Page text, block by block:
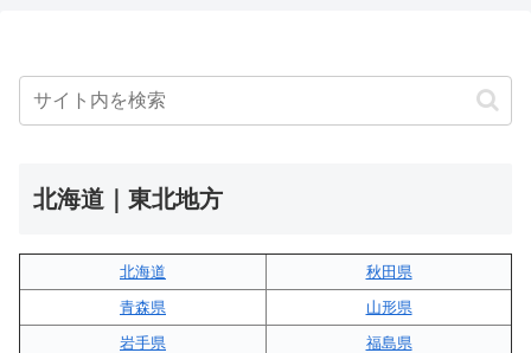
北海道｜東北地方
北海道
秋田県
青森県
山形県
岩手県
福島県